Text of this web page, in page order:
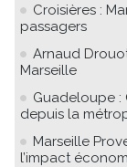
Croisières :
passagers
Arnaud
Marseille
Guadeloupe :
depuis la
Marseille
l’impact